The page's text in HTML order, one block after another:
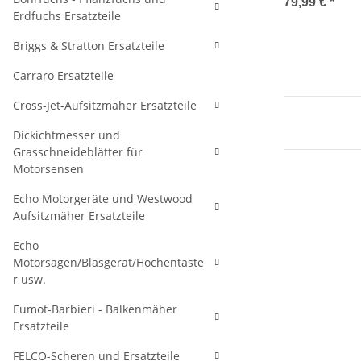
Erdfuchs Ersatzteile
Briggs & Stratton Ersatzteile
Carraro Ersatzteile
Cross-Jet-Aufsitzmäher Ersatzteile
Dickichtmesser und
Grasschneideblätter für
Motorsensen
Echo Motorgeräte und Westwood
Aufsitzmäher Ersatzteile
Echo
Motorsägen/Blasgerät/Hochentaste
r usw.
Eumot-Barbieri - Balkenmäher
Ersatzteile
FELCO-Scheren und Ersatzteile